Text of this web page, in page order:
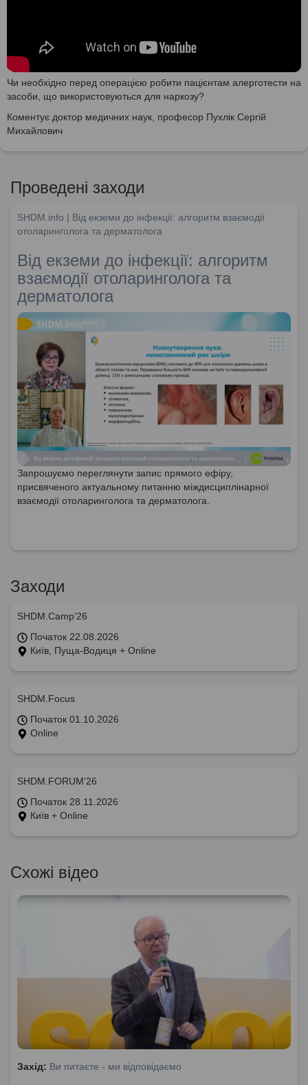
Чи необхідно перед операцією робити пацієнтам алерготести на
засоби, що використовуються для наркозу?
Коментує доктор медичних наук, професор Пухлік Сергій
Михайлович
Проведені заходи
SHDM.info | Від екземи до інфекції: алгоритм взаємодії
отоларинголога та дерматолога
Від екземи до інфекції: алгоритм
взаємодії отоларинголога та
дерматолога
Запрошуємо переглянути запис прямого ефіру,
присвяченого актуальному питанню міждисциплінарної
взаємодії отоларинголога та дерматолога.
Заходи
SHDM.Camp’26
Початок 22.08.2026
Київ, Пуща-Водиця + Online
SHDM.Focus
Початок 01.10.2026
Online
SHDM.FORUM’26
Початок 28.11.2026
Київ + Online
Схожі відео
Захід: Ви питаєте - ми відповідаємо